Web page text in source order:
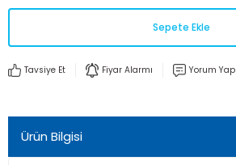
Sepete Ekle
Tavsiye Et Fiyar Alarmı Yorum Yap
Ürün Bilgisi